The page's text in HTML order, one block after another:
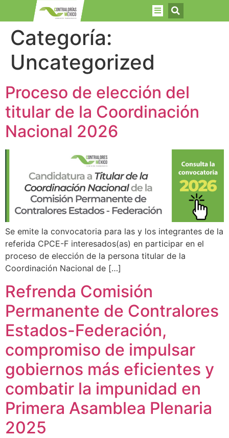
Categoría:
Uncategorized
Proceso de elección del
titular de la Coordinación
Nacional 2026
Se emite la convocatoria para las y los integrantes de la
referida CPCE-F interesados(as) en participar en el
proceso de elección de la persona titular de la
Coordinación Nacional de […]
Refrenda Comisión
Permanente de Contralores
Estados-Federación,
compromiso de impulsar
gobiernos más eficientes y
combatir la impunidad en
Primera Asamblea Plenaria
2025